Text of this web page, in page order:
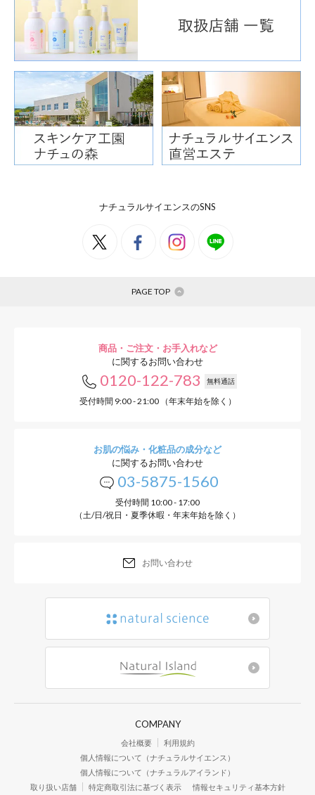
ナチュラルサイエンスのSNS
PAGE TOP
商品・ご注文・お手入れなど
に関するお問い合わせ
0120-122-783 無料通話
受付時間 9:00 - 21:00 （年末年始を除く）
お肌の悩み・化粧品の成分など
に関するお問い合わせ
03-5875-1560
受付時間 10:00 - 17:00
（土/日/祝日・夏季休暇・年末年始を除く）
お問い合わせ
COMPANY
会社概要
利用規約
個人情報について（ナチュラルサイエンス）
個人情報について（ナチュラルアイランド）
取り扱い店舗
特定商取引法に基づく表示 情報セキュリティ基本方針